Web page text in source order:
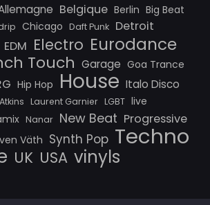
Belgique Berlin Big Beat
Chicago Daft Punk Detroit
EDM Electro Eurodance
Touch Garage Goa Trance
Hip Hop House Italo Disco
Laurent Garnier LGBT live
Nanar New Beat Progressive
Väth Synth Pop Techno
UK USA vinyls